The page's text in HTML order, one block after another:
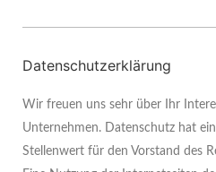
Datenschutzerklärung
Wir freuen uns sehr über Ihr
Unternehmen. Datenschutz hat
Stellenwert für den Vorstand des